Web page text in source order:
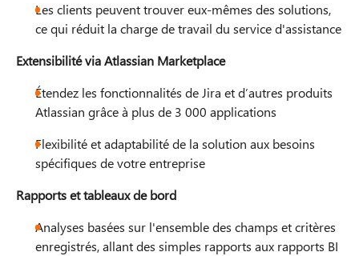
Les clients peuvent trouver eux-mêmes des solutions,
ce qui réduit la charge de travail du service d'assistance​
Extensibilité via Atlassian Marketplace
Étendez les fonctionnalités de Jira et d’autres produits
Atlassian grâce à plus de 3 000 applications
Flexibilité et adaptabilité de la solution aux besoins
spécifiques de votre entreprise​
Rapports et tableaux de bord
Analyses basées sur l'ensemble des champs et critères
enregistrés, allant des simples rapports aux rapports BI